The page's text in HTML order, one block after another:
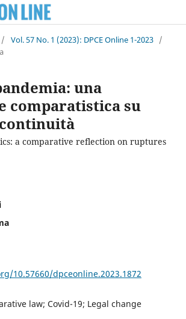
/ Vol. 57 No. 1 (2023): DPCE Online 1-2023 /
una
comparatistica su
a comparative reflection on ruptures
10.57660/dpceonline.2023.1872
law; Covid-19; Legal change